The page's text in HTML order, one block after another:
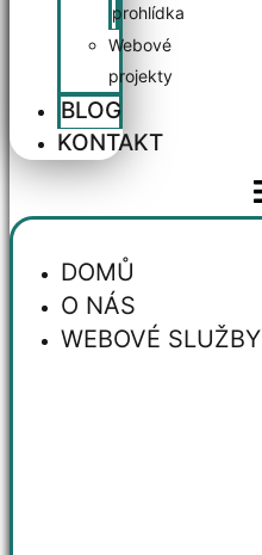
prohlídka
Webové
projekty
BLOG
KONTAKT
DOMŮ
O NÁS
WEBOVÉ SLUŽBY